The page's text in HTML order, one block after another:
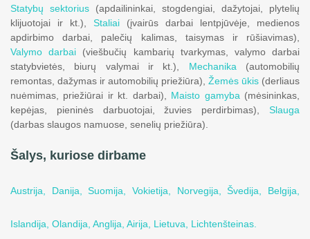
Statybų sektorius (apdailininkai, stogdengiai, dažytojai, plytelių
klijuotojai ir kt.), Staliai (įvairūs darbai lentpjūvėje, medienos
apdirbimo darbai, palečių kalimas, taisymas ir rūšiavimas),
Valymo darbai (viešbučių kambarių tvarkymas, valymo darbai
statybvietės, biurų valymai ir kt.), Mechanika (automobilių
remontas, dažymas ir automobilių priežiūra), Žemės ūkis (derliaus
nuėmimas, priežiūrai ir kt. darbai), Maisto gamyba (mėsininkas,
kepėjas, pieninės darbuotojai, žuvies perdirbimas), Slauga
(darbas slaugos namuose, senelių priežiūra).
Šalys, kuriose dirbame
Austrija, Danija,Suomija,Vokietija, Norvegija,Švedija, Belgija,
Islandija, Olandija, Anglija, Airija, Lietuva, Lichtenšteinas.